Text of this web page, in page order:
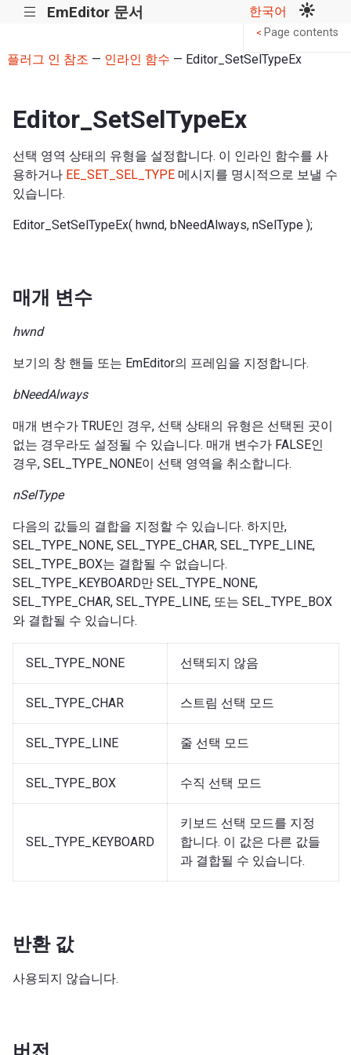
||| EmEditor 문서 한국어
플러그 인 참조 — 인라인 함수 — Editor_SetSelTypeEx
Editor_SetSelTypeEx
선택 영역 상태의 유형을 설정합니다. 이 인라인 함수를 사
용하거나 EE_SET_SEL_TYPE 메시지를 명시적으로 보낼 수
있습니다.
Editor_SetSelTypeEx( hwnd, bNeedAlways, nSelType );
매개 변수
hwnd
보기의 창 핸들 또는 EmEditor의 프레임을 지정합니다.
bNeedAlways
매개 변수가 TRUE인 경우, 선택 상태의 유형은 선택된 곳이
없는 경우라도 설정될 수 있습니다. 매개 변수가 FALSE인
경우, SEL_TYPE_NONE이 선택 영역을 취소합니다.
nSelType
다음의 값들의 결합을 지정할 수 있습니다. 하지만,
SEL_TYPE_NONE, SEL_TYPE_CHAR, SEL_TYPE_LINE,
SEL_TYPE_BOX는 결합될 수 없습니다.
SEL_TYPE_KEYBOARD만 SEL_TYPE_NONE,
SEL_TYPE_CHAR, SEL_TYPE_LINE, 또는 SEL_TYPE_BOX
와 결합될 수 있습니다.
SEL_TYPE_NONE 선택되지 않음
SEL_TYPE_CHAR 스트림 선택 모드
SEL_TYPE_LINE 줄 선택 모드
SEL_TYPE_BOX 수직 선택 모드
SEL_TYPE_KEYBOARD
키보드 선택 모드를 지정
합니다. 이 값은 다른 값들
과 결합될 수 있습니다.
반환 값
사용되지 않습니다.
< Page contents